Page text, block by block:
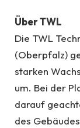
Über TWL
Die TWL
(Oberpfalz)
starken
um. Bei der
darauf
des